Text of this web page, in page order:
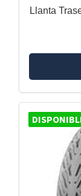
Llanta